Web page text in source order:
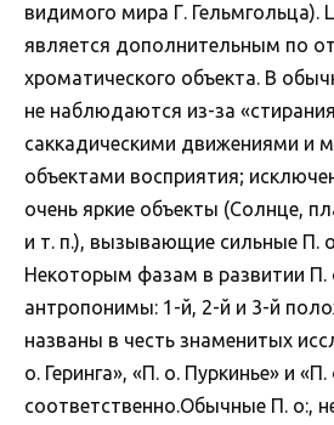
видимого мира Г. Гельмгольца).
является дополнительным по
хроматического объекта. В
не наблюдаются из-за
саккадическими движениями и
объектами восприятия;
очень яркие объекты (Солнце,
и т. п.), вызывающие сильные П.
Некоторым фазам в развитии П.
антропонимы: 1-й, 2-й и 3-й
названы в честь знаменитых
о. Геринга», «П. о. Пуркинье» и «П.
соответственно.Обычные П. о:,